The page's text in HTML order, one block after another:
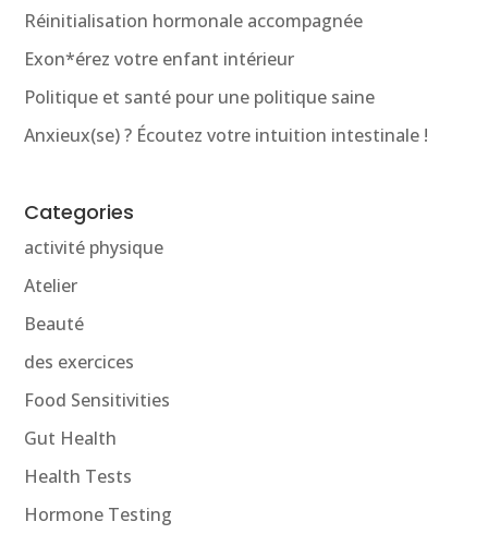
Réinitialisation hormonale accompagnée
Exon*érez votre enfant intérieur
Politique et santé pour une politique saine
Anxieux(se) ? Écoutez votre intuition intestinale !
Categories
activité physique
Atelier
Beauté
des exercices
Food Sensitivities
Gut Health
Health Tests
Hormone Testing